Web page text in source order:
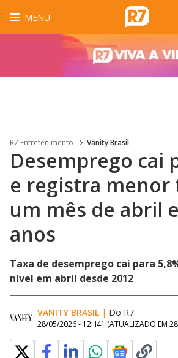
MENU
R7 Entretenimento Vanity Brasil
Desemprego cai
e registra menor
um mês de abril
anos
Taxa de desemprego cai para
nível em abril desde 2012
VANITY BRASIL | Do R7
28/05/2026 - 12H41 (ATUALIZADO EM